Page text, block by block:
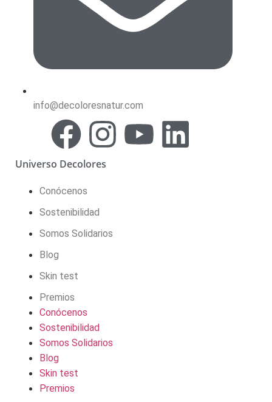
info@decoloresnatur.com
Universo Decolores
Conócenos
Sostenibilidad
Somos Solidarios
Blog
Skin test
Premios
Conócenos
Sostenibilidad
Somos Solidarios
Blog
Skin test
Premios